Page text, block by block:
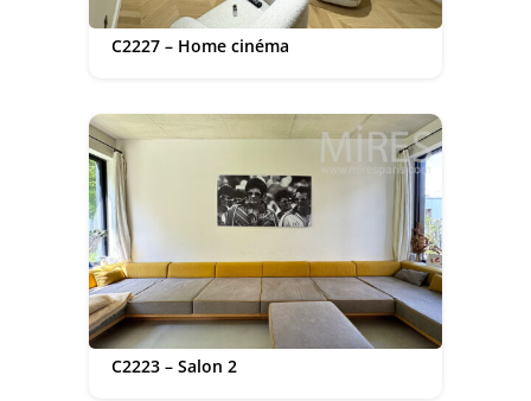
C2227 – Home cinéma
C2223 – Salon 2